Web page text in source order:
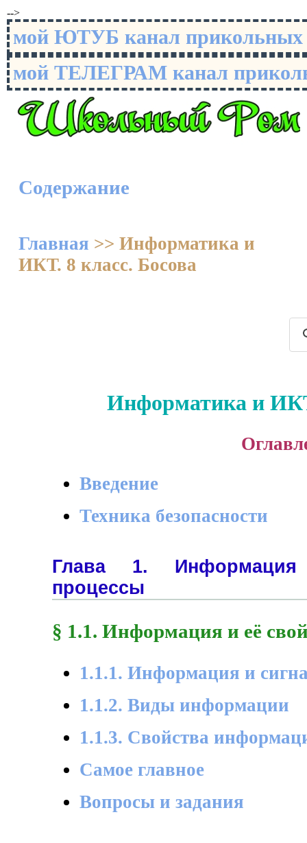
-->
мой ЮТУБ канал
мой ТЕЛЕГРАМ канал
Содержание
Главная >> Информатика и
ИКТ. 8 класс. Босова
Информатика и
Введение
Техника безопасности
Глава 1.
процессы
§ 1.1. Информация и её
1.1.1. Информация и
1.1.2. Виды информации
1.1.3. Свойства
Самое главное
Вопросы и задания